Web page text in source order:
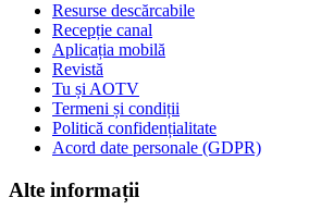
Resurse descărcabile
Recepție canal
Aplicația mobilă
Revistă
Tu și AOTV
Termeni și condiții
Politică confidențialitate
Acord date personale (GDPR)
Alte informații